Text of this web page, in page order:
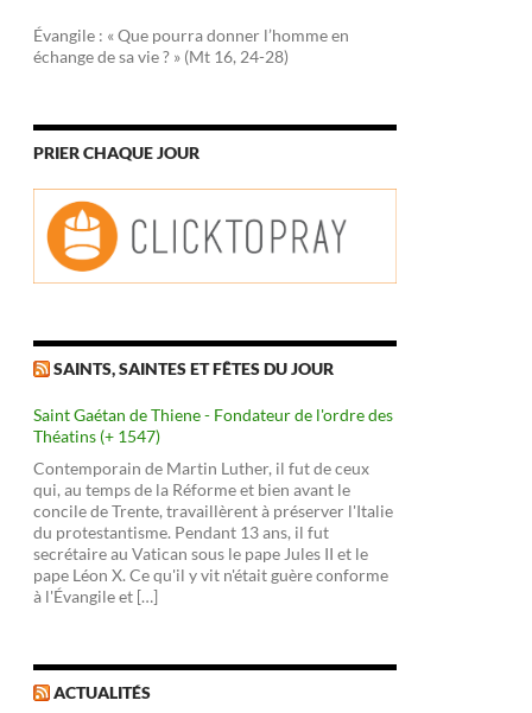
Évangile : « Que pourra donner l’homme en
échange de sa vie ? » (Mt 16, 24-28)
PRIER CHAQUE JOUR
SAINTS, SAINTES ET FÊTES DU JOUR
Saint Gaétan de Thiene - Fondateur de l'ordre des
Théatins (+ 1547)
Contemporain de Martin Luther, il fut de ceux
qui, au temps de la Réforme et bien avant le
concile de Trente, travaillèrent à préserver l'Italie
du protestantisme. Pendant 13 ans, il fut
secrétaire au Vatican sous le pape Jules II et le
pape Léon X. Ce qu'il y vit n'était guère conforme
à l'Évangile et […]
ACTUALITÉS